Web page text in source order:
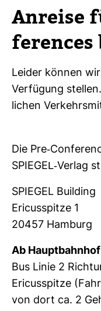
Anreise
fe­rences
Leider können
Ver­fü­gung
li­chen
Die Pre-​
SPIEGEL-​Verlag
SPIEGEL Buil­ding
Eri­cus­spitze 1
20457 Ham­burg
Ab
Bus Linie 2
Eri­cus­spitze
von dort ca. 2